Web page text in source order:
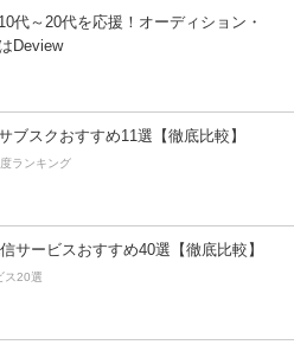
代～20代を応援！オーディション・
Deview
ブスクおすすめ11選【徹底比較】
ランキング
サービスおすすめ40選【徹底比較】
ス20選